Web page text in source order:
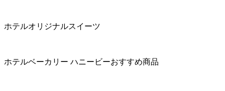
ホテルオリジナルスイーツ
ホテルベーカリー ハニービーおすすめ商品